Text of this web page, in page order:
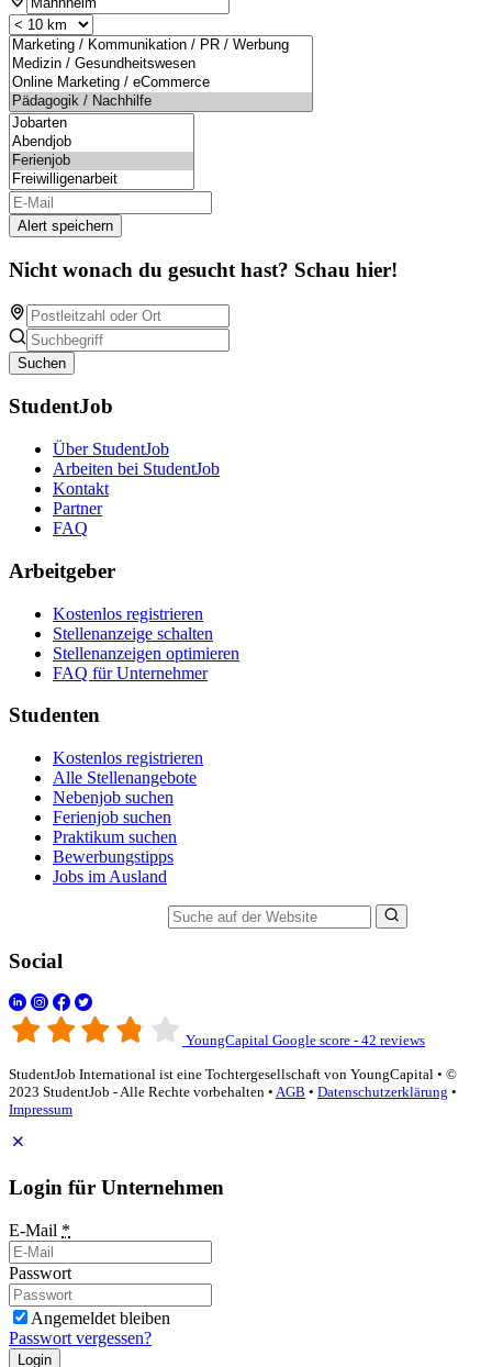
Alert speichern
Nicht wonach du gesucht hast? Schau hier!
Suchen
StudentJob
Über StudentJob
Arbeiten bei StudentJob
Kontakt
Partner
FAQ
Arbeitgeber
Kostenlos registrieren
Stellenanzeige schalten
Stellenanzeigen optimieren
FAQ für Unternehmer
Studenten
Kostenlos registrieren
Alle Stellenangebote
Nebenjob suchen
Ferienjob suchen
Praktikum suchen
Bewerbungstipps
Jobs im Ausland
Social
YoungCapital Google score - 42 reviews
StudentJob International ist eine Tochtergesellschaft von YoungCapital • ©
2023 StudentJob - Alle Rechte vorbehalten • AGB • Datenschutzerklärung •
Impressum
Login für Unternehmen
E-Mail *
Passwort
Angemeldet bleiben
Passwort vergessen?
Login